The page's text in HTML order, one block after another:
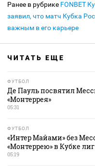
Ранее в рубрике FONBET
заявил, что матч Кубка
важным в его карьере
ЧИТАТЬ ЕЩЕ
ФУТБОЛ
Де Пауль посвятил
«Монтеррея»
05:31
ФУТБОЛ
«Интер Майами» без
«Монтеррею» в Кубке лиг
05:19